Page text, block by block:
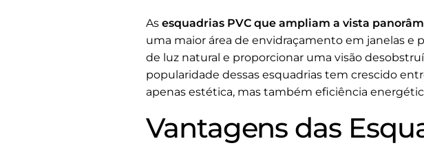
As esquadrias PVC que ampliam a vista
uma maior área de envidraçamento em janelas e
de luz natural e proporcionar uma visão
popularidade dessas esquadrias tem crescido
apenas estética, mas também eficiência
Vantagens das